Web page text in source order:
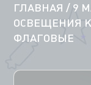
содержимому
ГЛАВНАЯ / 9
ОСВЕЩЕНИЯ
ФЛАГОВЫЕ